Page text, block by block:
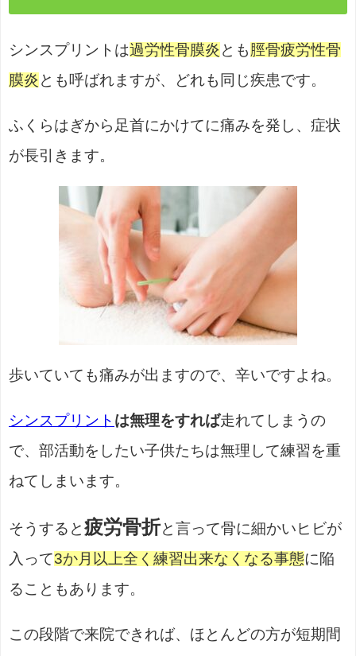
シンスプリントは過労性骨膜炎 とも 脛骨疲労性骨
膜炎 とも呼ばれますが、どれも同じ疾患です。
ふくらはぎから足首にかけてに痛みを発し、症状
が長引きます。
歩いていても痛みが出ますので、辛いですよね。
シンスプリント は無理をすれば走れてしまうの
で、部活動をしたい子供たちは無理して練習を重
ねてしまいます。
そうすると 疲労骨折と言って骨に細かいヒビが
入って3か月以上全く練習出来なくなる事態に陥
ることもあります。
この段階で来院できれば、ほとんどの方が短期間